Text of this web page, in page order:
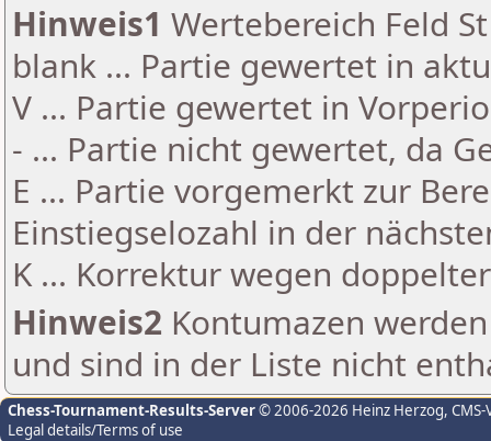
Hinweis1 Wertebereich Feld
blank ... Partie gewertet in
V ... Partie gewertet in
- ... Partie nicht gewertet, da
E ... Partie vorgemerkt zur
Einstiegselozahl in der
K ... Korrektur wegen
Hinweis2 Kontumazen
und sind in der Liste nicht
Chess-Tournament-Results-Server© 2006-2026 Heinz Herzog,
Legal details/Terms of use